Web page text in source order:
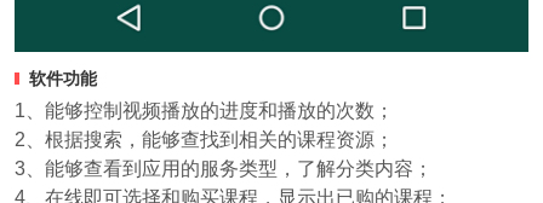
软件功能
1、能够控制视频播放的进度和播放的次数；
2、根据搜索，能够查找到相关的课程资源；
3、能够查看到应用的服务类型，了解分类内容；
4、在线即可选择和购买课程，显示出已购的课程；